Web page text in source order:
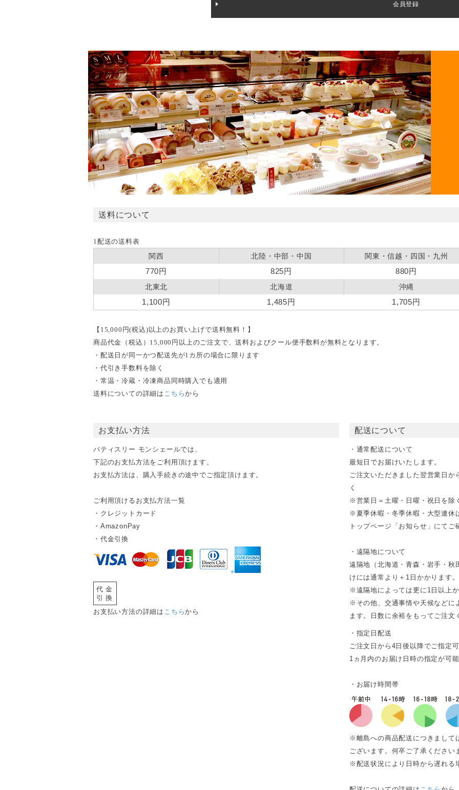
会員登録
送料について
1配送の送料表
関西 北陸・中部・中国 関東・信越・四国・九州
770円 825円 880円
北東北 北海道 沖縄
1,100円 1,485円 1,705円
【15,000円(税込)以上のお買い上げで送料無料！】
商品代金（税込）15,000円以上のご注文で、送料およびクール便手数料が無料となります。
・配送日が同一かつ配送先が1カ所の場合に限ります
・代引き手数料を除く
・常温・冷蔵・冷凍商品同時購入でも適用
送料についての詳細は こちらから
お支払い方法
パティスリー モンシェールでは、
下記のお支払方法をご利用頂けます。
お支払方法は、購入手続きの途中でご指定頂けます。
ご利用頂けるお支払方法一覧
・クレジットカード
・AmazonPay
・代金引換
代金
引換
お支払い方法の詳細は こちらから
配送について
・通常配送について
最短日でお届けいたします。
ご注文いただきました翌営業日
く
※営業日＝土曜・日曜・祝日を除
※夏季休暇・冬季休暇・大型連休
トップページ「お知らせ」にてご
・遠隔地について
遠隔地（北海道・青森・岩手・秋
けには通常より＋1日かかります。
※遠隔地によっては更に1日以上
※その他、交通事情や天候などに
ます。日数に余裕をもってご注文
・指定日配送
ご注文日から4日後以降でご指定可
1ヵ月内のお届け日時の指定が可能
・お届け時間帯
※離島への商品配送につきまして
ございます。何卒ご了承ください
※配送状況により日時から遅れる